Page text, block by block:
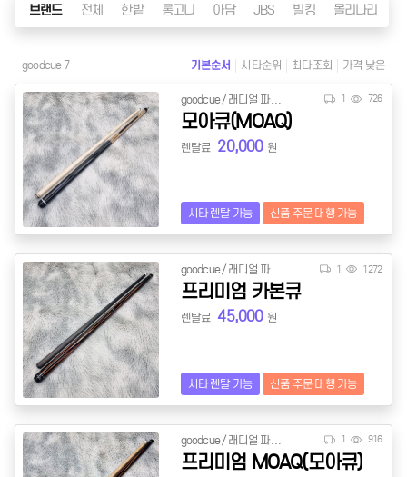
브랜드 전체 한밭 롱고니 아담 JBS 빌킹 몰리나리
goodcue 7 기본순서 시타순위 최다조회 가격 낮은
goodcue / 래디얼 파일롯
모아큐(MOAQ)
렌탈료 20,000 원
1 726
시타 렌탈 가능 신품 주문 대행 가능
goodcue / 래디얼 파일롯
프리미엄 카본큐
렌탈료 45,000 원
1 1272
시타 렌탈 가능 신품 주문 대행 가능
goodcue / 래디얼 파일롯
프리미엄 MOAQ(모아큐)
1 916